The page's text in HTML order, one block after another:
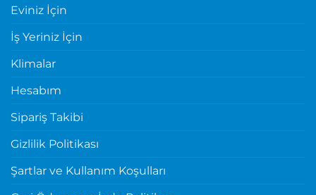
Eviniz İçin
İş Yeriniz İçin
Klimalar
Hesabım
Sipariş Takibi
Gizlilik Politikası
Şartlar ve Kullanım Koşulları